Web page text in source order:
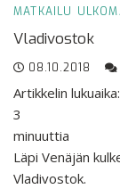
MATKAILU
Vladivostok
08.10.2018
Artikkelin lukuaika:
3
minuuttia
Läpi Venäjän
Vladivostok.